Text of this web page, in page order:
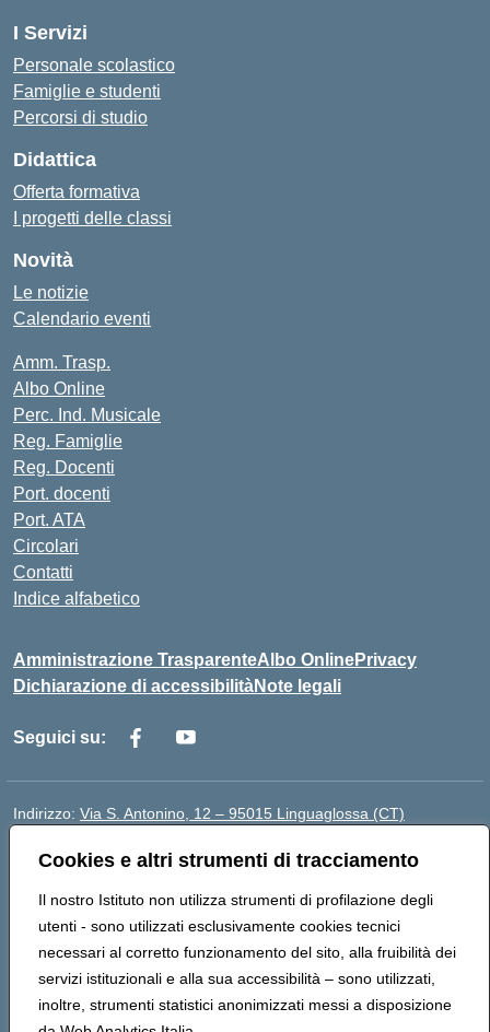
Cookies e altri strumenti di tracciamento
Il nostro Istituto non utilizza strumenti di profilazione degli
utenti - sono utilizzati esclusivamente cookies tecnici
necessari al corretto funzionamento del sito, alla fruibilità dei
servizi istituzionali e alla sua accessibilità – sono utilizzati,
inoltre, strumenti statistici anonimizzati messi a disposizione
I Servizi
Personale scolastico
Famiglie e studenti
Percorsi di studio
Didattica
Offerta formativa
I progetti delle classi
Novità
Le notizie
Calendario eventi
Amm. Trasp.
Albo Online
Perc. Ind. Musicale
Reg. Famiglie
Reg. Docenti
Port. docenti
Port. ATA
Circolari
Contatti
Indice alfabetico
Amministrazione TrasparenteAlbo OnlinePrivacy
Dichiarazione di accessibilitàNote legali
Seguici su:
Indirizzo: Via S. Antonino, 12 – 95015 Linguaglossa (CT)
Posta elettronica certificata (PEC):ctic83200r@pec.istruzione.it
Codice fiscale: 83002470876
Codice meccanografico: CTIC83200R
Codice Indice delle Pubbliche Amministrazioni (IPA):